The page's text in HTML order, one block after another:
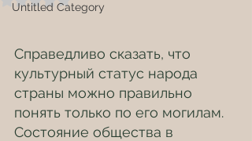
Untitled Category
Справедливо сказать, что
культурный статус народа
страны можно правильно
понять только по его могилам.
Состояние общества в